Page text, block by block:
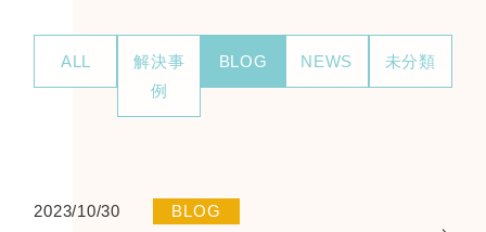
ALL
解決事
例
BLOG NEWS 未分類
2023/10/30
BLOG